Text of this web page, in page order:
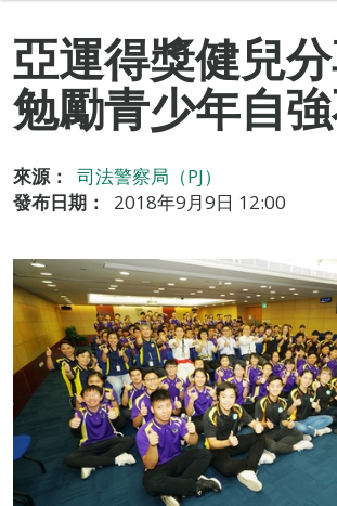
亞運得獎健兒
勉勵青少年自
來源：
司法警察局（PJ）
發布日期：
2018年9月9日 12:00